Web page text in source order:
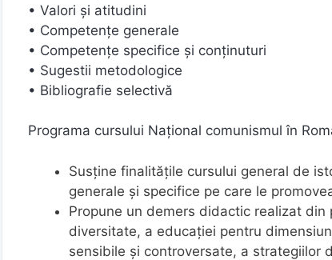
• Valori şi atitudini
• Competenţe generale
• Competenţe specifice şi conţinuturi
• Sugestii metodologice
• Bibliografie selectivă
Programa cursului Naţional comunismul în
Susţine finalităţile cursului general de
generale şi specifice pe care le
Propune un demers didactic realizat
diversitate, a educaţiei pentru
sensibile şi controversate, a strategiilor